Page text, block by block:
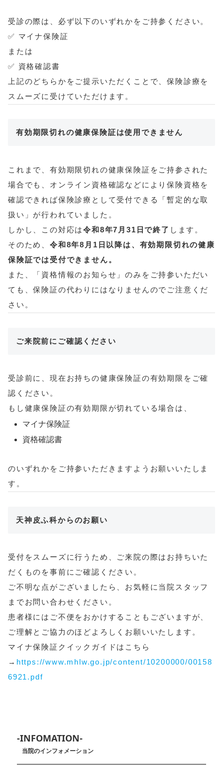
受診の際は、必ず以下のいずれかをご持参ください。
✅ マイナ保険証
または
✅ 資格確認書
上記のどちらかをご提示いただくことで、保険診療を
スムーズに受けていただけます。
有効期限切れの健康保険証は使用できません
これまで、有効期限切れの健康保険証をご持参された
場合でも、オンライン資格確認などにより保険資格を
確認できれば保険診療として受付できる「暫定的な取
扱い」が行われていました。
しかし、この対応は令和8年7月31日で終了 します。
そのため、 令和8年8月1日以降は、有効期限切れの健康
保険証では受付できません。
また、「資格情報のお知らせ」のみをご持参いただい
ても、保険証の代わりにはなりませんのでご注意くだ
さい。
ご来院前にご確認ください
受診前に、現在お持ちの健康保険証の有効期限をご確
認ください。
もし健康保険証の有効期限が切れている場合は、
マイナ保険証
資格確認書
のいずれかをご持参いただきますようお願いいたしま
す。
天神皮ふ科からのお願い
受付をスムーズに行うため、ご来院の際はお持ちいた
だくものを事前にご確認ください。
ご不明な点がございましたら、お気軽に当院スタッフ
までお問い合わせください。
患者様にはご不便をおかけすることもございますが、
ご理解とご協力のほどよろしくお願いいたします。
マイナ保険証クイックガイドはこちら
→ https://www.mhlw.go.jp/content/10200000/00158
6921.pdf
-INFOMATION-
当院のインフォメーション